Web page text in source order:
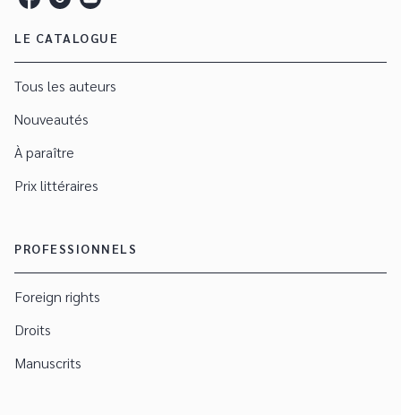
LE CATALOGUE
Tous les auteurs
Nouveautés
À paraître
Prix littéraires
PROFESSIONNELS
Foreign rights
Droits
Manuscrits